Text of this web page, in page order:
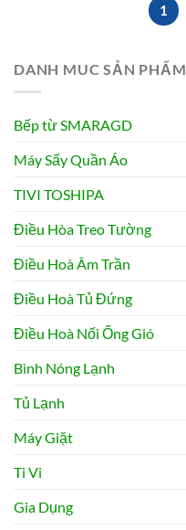
1
DANH MUC SẢN PHẨM
Bếp từ SMARAGD
Máy Sấy Quần Áo
TIVI TOSHIPA
Điều Hòa Treo Tường
Điều Hoà Âm Trần
Điều Hoà Tủ Đứng
Điều Hoà Nối Ống Gió
Bình Nóng Lạnh
Tủ Lạnh
Máy Giặt
Ti Vi
Gia Dụng